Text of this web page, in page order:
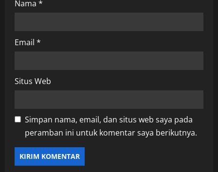
Nama *
Email *
Situs Web
Simpan nama, email, dan situs web saya pada
peramban ini untuk komentar saya berikutnya.